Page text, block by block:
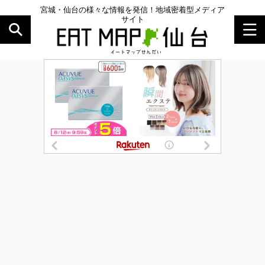
宮城・仙台の様々な情報を発信！地域密着型メディア
サイト